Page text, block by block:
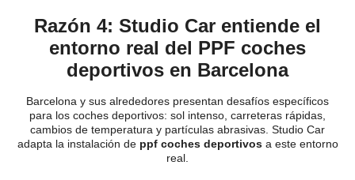
Razón 4: Studio Car entiende el
entorno real del PPF coches
deportivos en Barcelona
Barcelona y sus alrededores presentan desafíos específicos
para los coches deportivos: sol intenso, carreteras rápidas,
cambios de temperatura y partículas abrasivas. Studio Car
adapta la instalación de ppf coches deportivosa este entorno
real.